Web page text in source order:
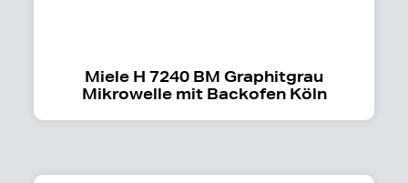
Miele H 7240 BM Graphitgrau
Mikrowelle mit Backofen Köln